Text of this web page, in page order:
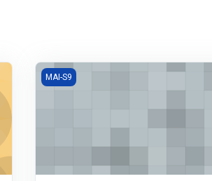
Vision intelligente/ Véhicules
MAI-S9